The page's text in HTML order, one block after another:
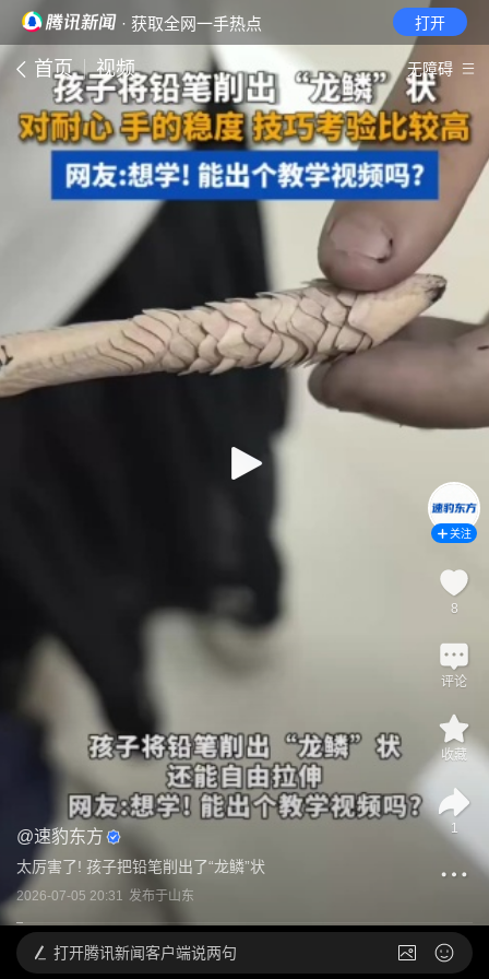
· 获取全网一手热点 打开
首页 视频 无障碍
@速豹东方
太厉害了! 孩子把铅笔削出了“龙鳞”状
2026-07-05 20:31 发布于山东
关注
8
评论
收藏
1
打开腾讯新闻客户端说两句